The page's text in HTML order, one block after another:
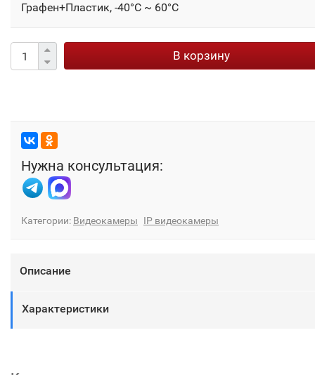
Графен+Пластик, -40°C ~ 60°C
В корзину
Нужна консультация:
Категории: Видеокамеры IP видеокамеры
Описание
Характеристики